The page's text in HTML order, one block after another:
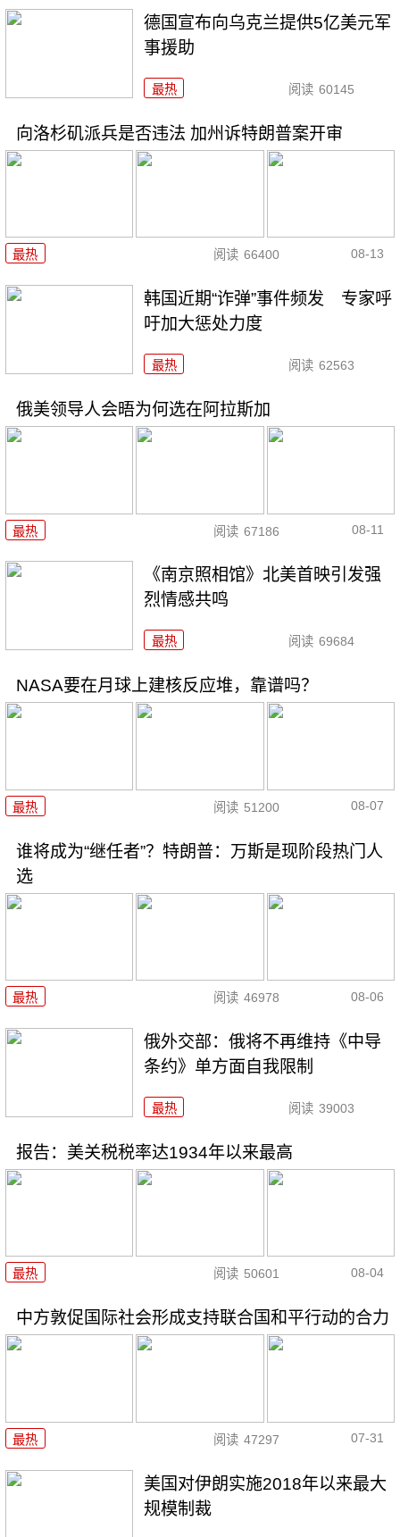
德国宣布向乌克兰提供5亿美元军
事援助
最热 阅读 60145
向洛杉矶派兵是否违法 加州诉特朗普案开审
最热 阅读 66400 08-13
韩国近期“诈弹”事件频发 专家呼
吁加大惩处力度
最热 阅读 62563
俄美领导人会晤为何选在阿拉斯加
最热 阅读 67186 08-11
《南京照相馆》北美首映引发强
烈情感共鸣
最热 阅读 69684
NASA要在月球上建核反应堆，靠谱吗？
最热 阅读 51200 08-07
谁将成为“继任者”？特朗普：万斯是现阶段热门人
选
最热 阅读 46978 08-06
俄外交部：俄将不再维持《中导
条约》单方面自我限制
最热 阅读 39003
报告：美关税税率达1934年以来最高
最热 阅读 50601 08-04
中方敦促国际社会形成支持联合国和平行动的合力
最热 阅读 47297 07-31
美国对伊朗实施2018年以来最大
规模制裁